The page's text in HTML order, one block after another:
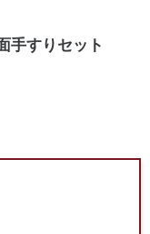
手すりセット